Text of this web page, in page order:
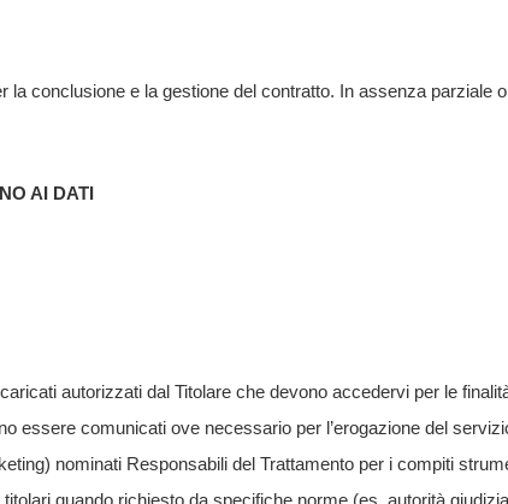
conclusione e la gestione del contratto. In assenza parziale
AI DATI
autorizzati dal Titolare che devono accedervi per le
essere comunicati ove necessario per l’erogazione del
nominati Responsabili del Trattamento per i compiti
quando richiesto da specifiche norme (es. autorità